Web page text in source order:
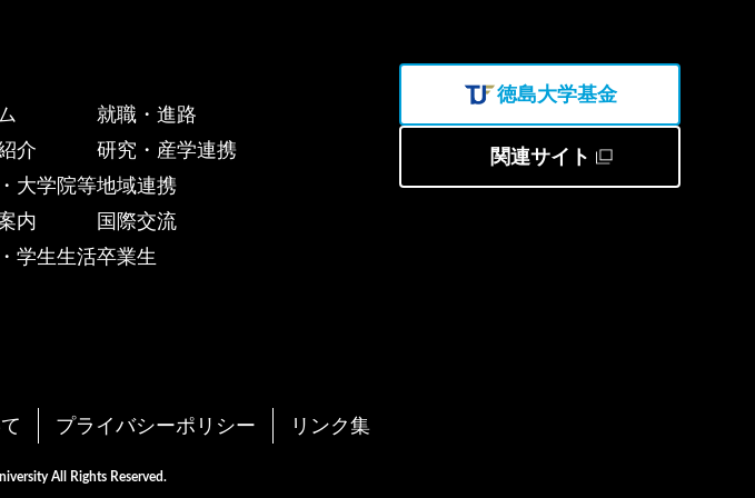
介
大学院等
内
学生生活
就職・進路
研究・産学連携
地域連携
国際交流
卒業生
徳島大学基金
関連サイト
プライバシーポリシー リンク集
All Rights Reserved.